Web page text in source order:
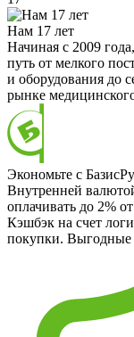
Нам 17 лет
Начиная с 2009
путь от мелкого
и оборудования до
рынке
Экономьте с
Внутренней
оплачивать до 2%
Кэшбэк на счет
покупки. Выгодные